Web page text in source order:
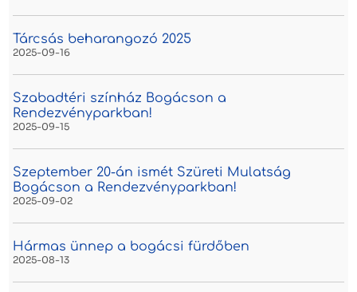
Tárcsás beharangozó 2025
2025-09-16
Szabadtéri színház Bogácson a
Rendezvényparkban!
2025-09-15
Szeptember 20-án ismét Szüreti Mulatság
Bogácson a Rendezvényparkban!
2025-09-02
Hármas ünnep a bogácsi fürdőben
2025-08-13